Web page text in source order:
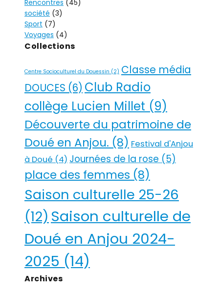
Rencontres (45)
société (3)
Sport (7)
Voyages (4)
Collections
Centre Socioculturel du Douessin (2) Classe média
DOUCES (6) Club Radio
collège Lucien Millet (9)
Découverte du patrimoine de
Doué en Anjou. (8) Festival d'Anjou
à Doué (4) Journées de la rose (5)
place des femmes (8)
Saison culturelle 25-26
(12) Saison culturelle de
Doué en Anjou 2024-
2025 (14)
Archives